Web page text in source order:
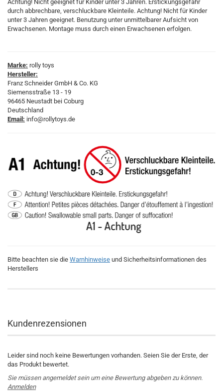
Achtung! Nicht geeignet für Kinder unter 3 Jahren. Erstickungsgefahr
durch abbrechbare, verschluckbare Kleinteile. Achtung! Nicht für Kinder
unter 3 Jahren geeignet. Benutzung unter unmittelbarer Aufsicht von
Erwachsenen. Montage muss durch einen Erwachsenen erfolgen.
Marke: rolly toys
Hersteller:
Franz Schneider GmbH & Co. KG
Siemensstraße 13 - 19
96465 Neustadt bei Coburg
Deutschland
Email: info@rollytoys.de
Bitte beachten sie die Warnhinweise und Sicherheitsinformationen des
Herstellers
Kundenrezensionen
Leider sind noch keine Bewertungen vorhanden. Seien Sie der Erste, der
das Produkt bewertet.
Sie müssen angemeldet sein um eine Bewertung abgeben zu können.
Anmelden